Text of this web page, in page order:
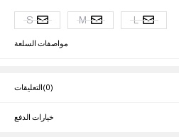
S M L
مواصفات السلعة
التعليقات (0)
خيارات الدفع